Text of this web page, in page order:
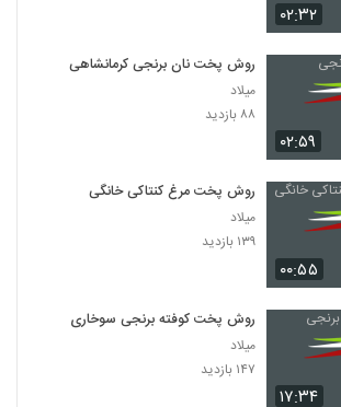
۰۲:۳۲
۰۲:۵۹
روش پخت نان برنجی کرمانشاهی
میلاد
۸۸ بازدید
۰۰:۵۵
روش پخت مرغ کنتاکی خانگی
میلاد
۱۳۹ بازدید
۱۷:۳۴
روش پخت کوفته برنجی سوخاری
میلاد
۱۴۷ بازدید